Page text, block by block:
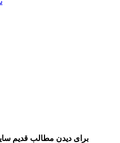
برای دیدن مطالب قدیم